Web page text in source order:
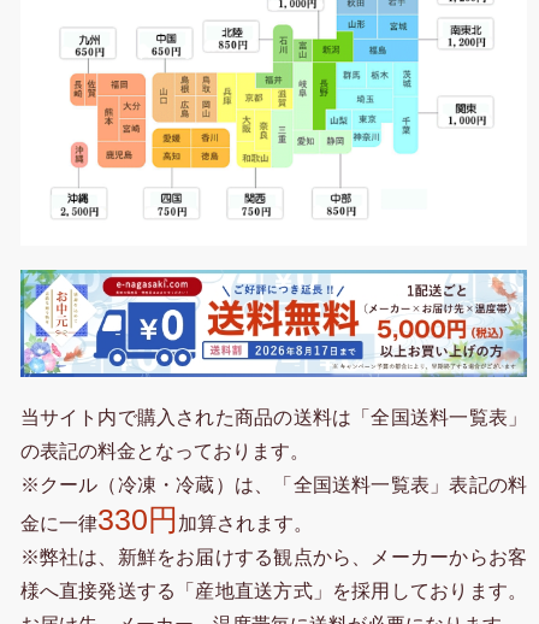
当サイト内で購入された商品の送料は「全国送料一覧表」
の表記の料金となっております。
※クール（冷凍・冷蔵）は、「全国送料一覧表」表記の料
金に一律330円 加算されます。
※弊社は、新鮮をお届けする観点から、メーカーからお客
様へ直接発送する「産地直送方式」を採用しております。